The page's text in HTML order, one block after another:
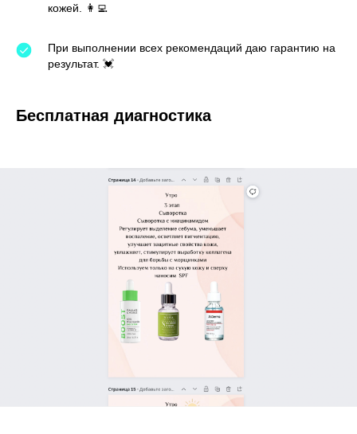
кожей. 👩‍💻
При выполнении всех рекомендаций даю гарантию на
результат. 💓
Бесплатная диагностика